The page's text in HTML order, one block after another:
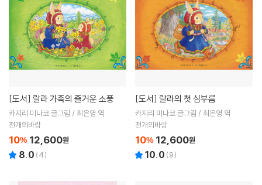
[도서] 랄라 가족의 즐거운 소풍
카지리 미나코 글그림 / 최은영 역
천개의바람
10% 12,600원
8.0 (4)
[도서] 랄라의 첫 심부름
카지리 미나코 글그림 / 최은영 역
천개의바람
10% 12,600원
10.0 (9)